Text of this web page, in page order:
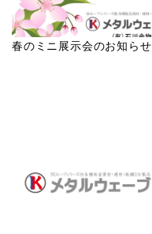
春のミニ展示会のお知らせ